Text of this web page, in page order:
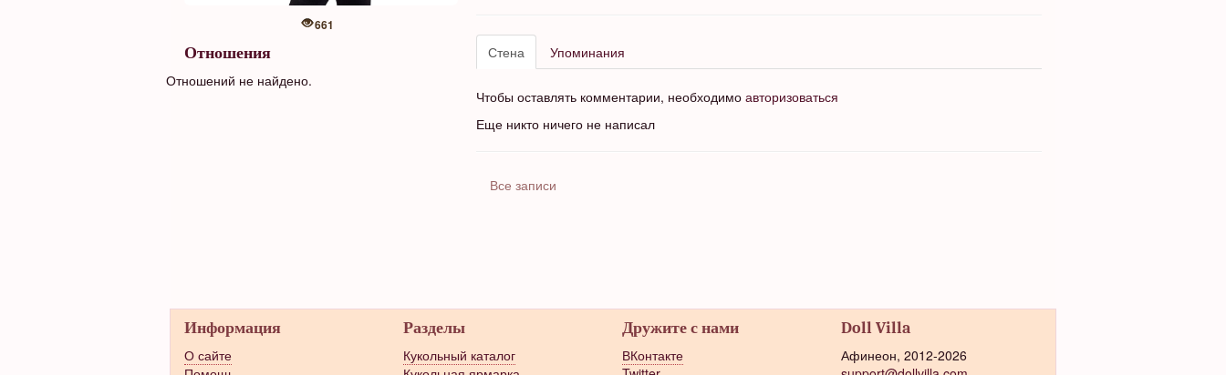
661
Отношения
Отношений не найдено.
Стена Упоминания
Чтобы оставлять комментарии, необходимо авторизоваться
Еще никто ничего не написал
Все записи
Информация
О сайте
Разделы
Кукольный каталог
Дружите с нами
ВКонтакте
Doll Villa
Афинеон, 2012-2026